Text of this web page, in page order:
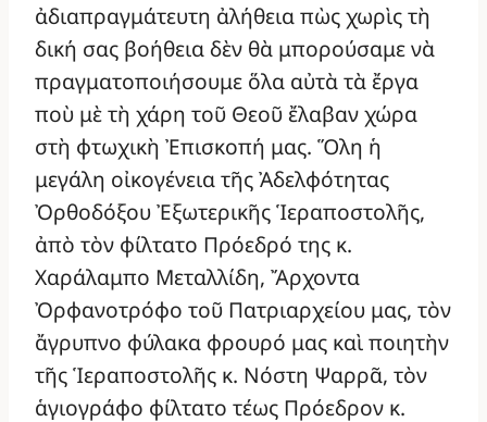
ἀδιαπραγμάτευτη ἀλήθεια πὼς χωρὶς τὴ
δική σας βοήθεια δὲν θὰ μπορούσαμε νὰ
πραγματοποιήσουμε ὅλα αὐτὰ τὰ ἔργα
ποὺ μὲ τὴ χάρη τοῦ Θεοῦ ἔλαβαν χώρα
στὴ φτωχικὴ Ἐπισκοπή μας. Ὅλη ἡ
μεγάλη οἰκογένεια τῆς Ἀδελφότητας
Ὀρθοδόξου Ἐξωτερικῆς Ἱεραποστολῆς,
ἀπὸ τὸν φίλτατο Πρόεδρό της κ.
Χαράλαμπο Μεταλλίδη, Ἄρχοντα
Ὀρφανοτρόφο τοῦ Πατριαρχείου μας, τὸν
ἄγρυπνο φύλακα φρουρό μας καὶ ποιητὴν
τῆς Ἱεραποστολῆς κ. Νόστη Ψαρρᾶ, τὸν
ἁγιογράφο φίλτατο τέως Πρόεδρον κ.